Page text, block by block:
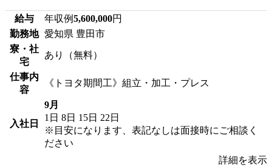
給与 年収例5,600,000円
勤務地 愛知県 豊田市
寮・社
宅
あり（無料）
仕事内
容
《トヨタ期間工》組立・加工・プレス
入社日
9月
1日 8日 15日 22日
※目安になります、表記なしは面接時にご相談く
ださい
詳細を表示